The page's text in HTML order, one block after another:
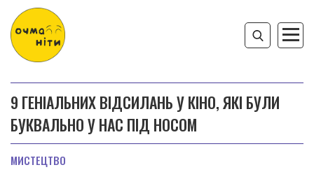
9 ГЕНІАЛЬНИХ ВІДСИЛАНЬ У КІНО, ЯКІ БУЛИ
БУКВАЛЬНО У НАС ПІД НОСОМ
МИСТЕЦТВО